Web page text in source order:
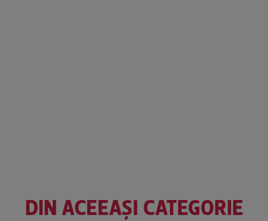
DIN ACEEAȘI CATEGORIE